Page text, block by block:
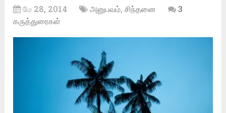
மே 28, 2014 அனுபவம்,சிந்தனை
3
கருத்துரைகள்